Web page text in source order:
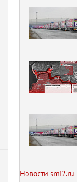
Новости smi2.ru